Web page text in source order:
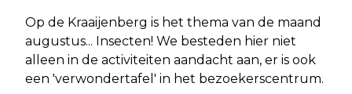
Op de Kraaijenberg is het thema van de maand
augustus... Insecten! We besteden hier niet
alleen in de activiteiten aandacht aan, er is ook
een 'verwondertafel' in het bezoekerscentrum.